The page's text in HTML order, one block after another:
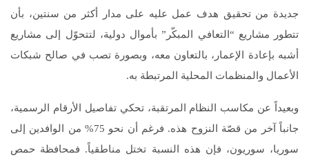
جديدة من تحقيق هدف عمل عليه على مدار أكثر من سنتين، بأن
تتطور مشاريع “التعافي المبكّر” بأموال دولية، لتتحوّل إلى مشاريع
أشبه بإعادة الإعمار، بالتعاون معه، وبصورة تصب في صالح شبكات
الأعمال والمنظمات المحلية المرتبطة به.
وبعيداً عن مكاسب النظام المرتقبة، تحكي تفاصيل الأرقام الرسمية،
جانباً آخر من قصّة النزوح هذه. فرغم أن نحو 75% من الوافدين إلى
سوريا، سوريون، فإن هذه النسبة تختل مناطقياً. فمحافظة حمص